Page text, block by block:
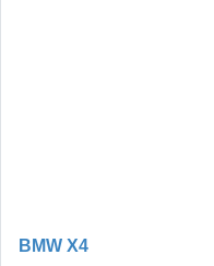
BMW X4